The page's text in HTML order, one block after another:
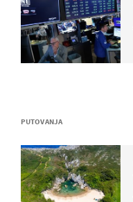
PUTOVANJA